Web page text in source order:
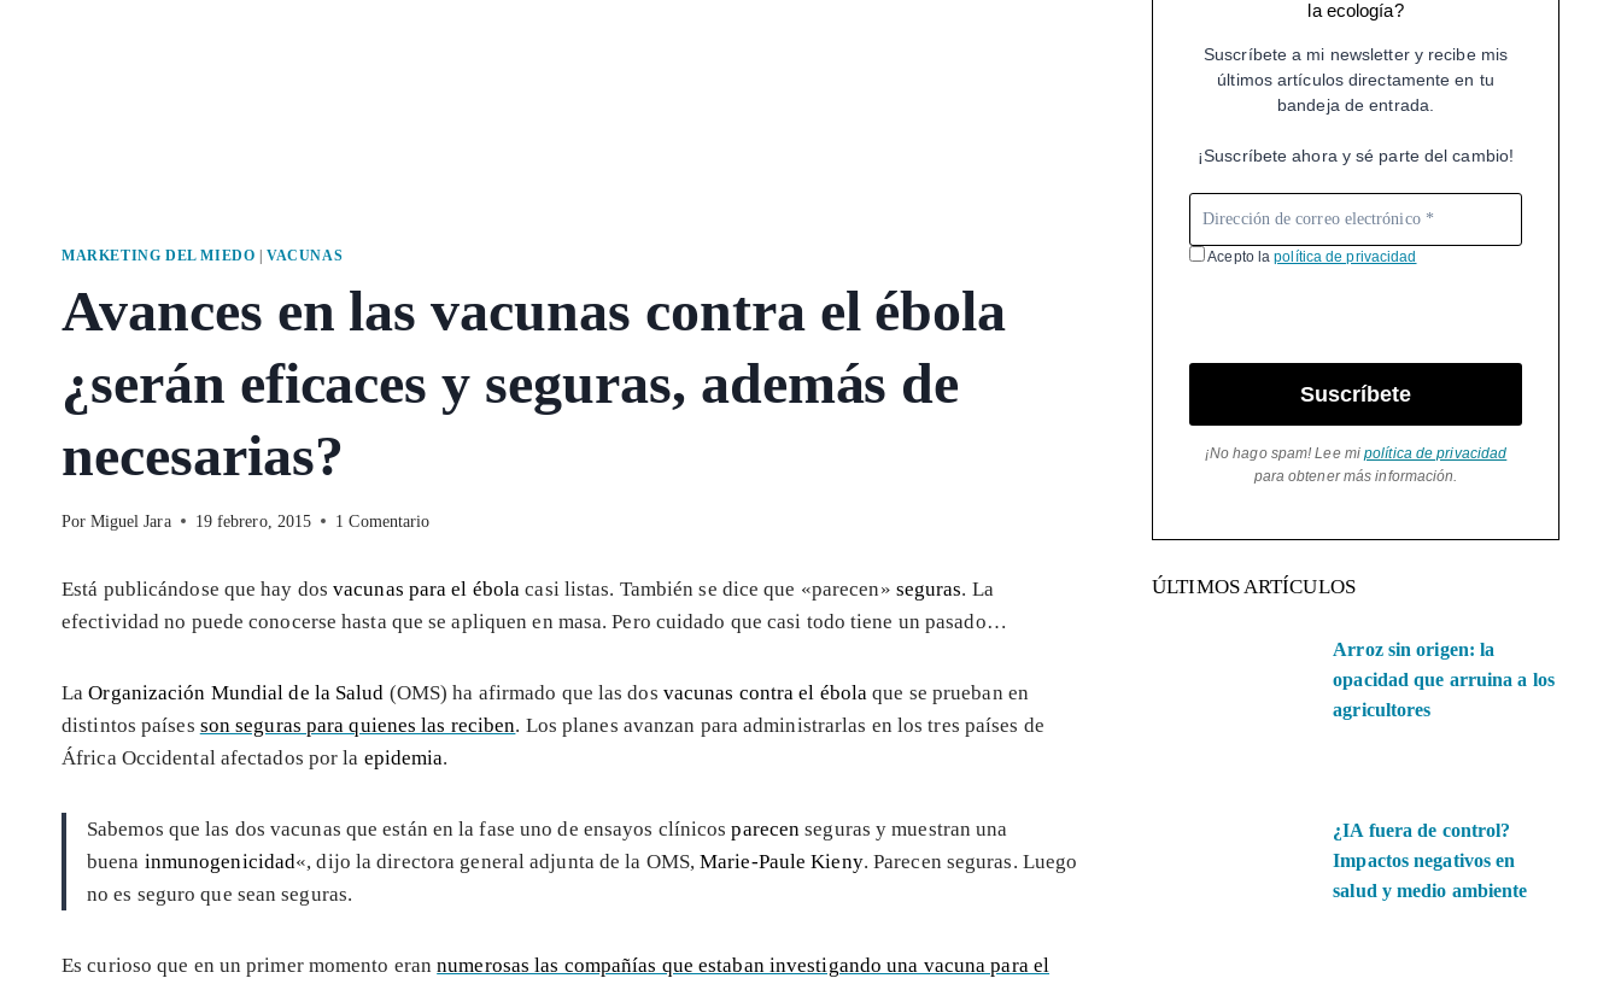
MARKETING DEL MIEDO |VACUNAS
Avances en las vacunas contra el ébola
¿serán eficaces y seguras, además de
necesarias?
Por Miguel Jara 19 febrero, 2015 1 Comentario
Está publicándose que hay dosvacunas para el ébola casi listas. También se dice que «parecen» seguras. La
efectividad no puede conocerse hasta que se apliquen en masa. Pero cuidado que casi todo tiene un pasado…
LaOrganización Mundial de la Salud (OMS) ha afirmado que las dos vacunas contra el ébola que se prueban en
distintos países son seguras para quienes las reciben. Los planes avanzan para administrarlas en los tres países de
África Occidental afectados por la epidemia.
Sabemos que las dos vacunas que están en la fase uno de ensayos clínicosparecen seguras y muestran una
buena inmunogenicidad«, dijo la directora general adjunta de la OMS,Marie-Paule Kieny. Parecen seguras. Luego
no es seguro que sean seguras.
Es curioso que en un primer momento erannumerosas las compañías que estaban investigando una vacuna para el
la ecología?
Suscríbete a mi newsletter y recibe mis
últimos artículos directamente en tu
bandeja de entrada.
¡Suscríbete ahora y sé parte del cambio!
Acepto lapolítica de privacidad
Suscríbete
¡No hago spam! Lee mipolítica de privacidad
para obtener más información.
ÚLTIMOS ARTÍCULOS
Arroz sin origen: la
opacidad que arruina a los
agricultores
¿IA fuera de control?
Impactos negativos en
salud y medio ambiente